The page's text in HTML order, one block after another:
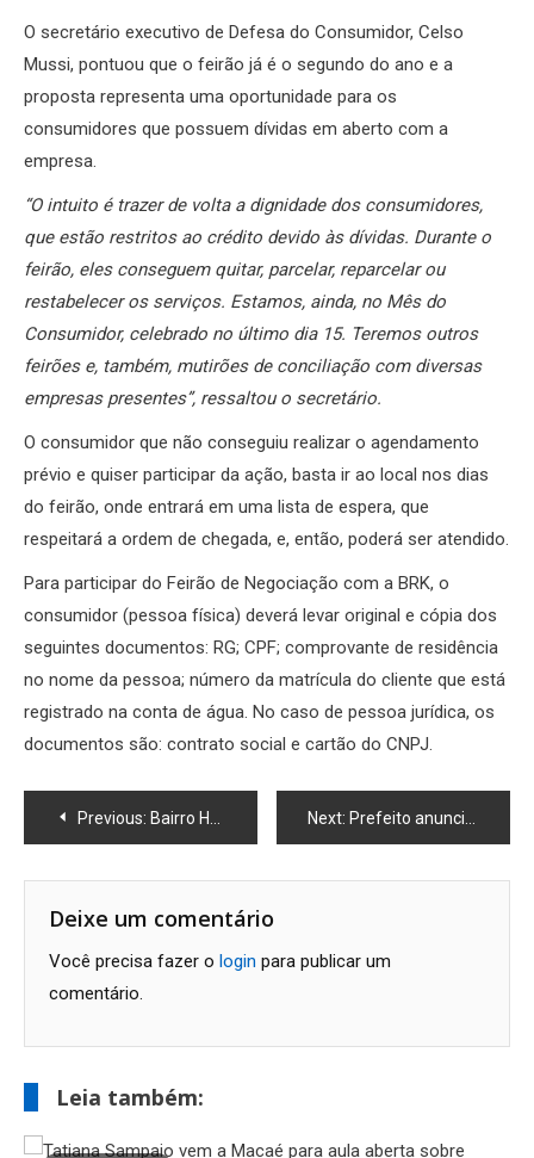
O secretário executivo de Defesa do Consumidor, Celso
Mussi, pontuou que o feirão já é o segundo do ano e a
proposta representa uma oportunidade para os
consumidores que possuem dívidas em aberto com a
empresa.
“O intuito é trazer de volta a dignidade dos consumidores,
que estão restritos ao crédito devido às dívidas. Durante o
feirão, eles conseguem quitar, parcelar, reparcelar ou
restabelecer os serviços. Estamos, ainda, no Mês do
Consumidor, celebrado no último dia 15. Teremos outros
feirões e, também, mutirões de conciliação com diversas
empresas presentes”, ressaltou o secretário.
O consumidor que não conseguiu realizar o agendamento
prévio e quiser participar da ação, basta ir ao local nos dias
do feirão, onde entrará em uma lista de espera, que
respeitará a ordem de chegada, e, então, poderá ser atendido.
Para participar do Feirão de Negociação com a BRK, o
consumidor (pessoa física) deverá levar original e cópia dos
seguintes documentos: RG; CPF; comprovante de residência
no nome da pessoa; número da matrícula do cliente que está
registrado na conta de água. No caso de pessoa jurídica, os
documentos são: contrato social e cartão do CNPJ.
Navegação
de
Post
Previous: Bairro Harmonia: O maior projeto urbanístico do Estado do Rio de Janeiro chega a Rio das Ostras Next: Prefeito anuncia homologação do concurso público
Deixe um comentário
Você precisa fazer o login para publicar um
comentário.
Leia também: